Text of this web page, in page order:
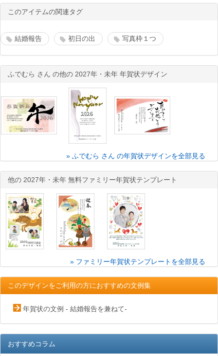
このアイテムの関連タグ
結婚報告 初日の出 写真枠１つ
ふでむら さん の他の 2027年・未年 年賀状デザイン
» ふでむら さん の年賀状デザインを全部見る
他の 2027年・未年 無料ファミリー年賀状テンプレート
» ファミリー年賀状テンプレートを全部見る
このデザインをご利用の方におすすめの文例集
年賀状の文例 - 結婚報告を兼ねて-
おすすめコラム